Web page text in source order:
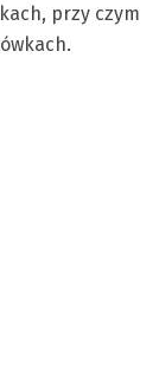
przy czym